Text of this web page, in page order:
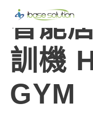
智能
訓機
GYM